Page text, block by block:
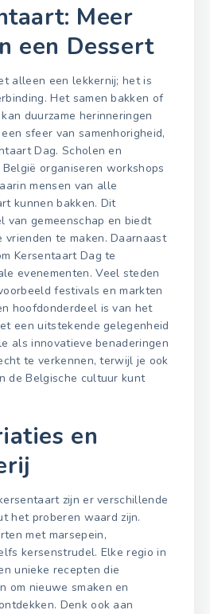
Meer
een Dessert
alleen een lekkernij; het is
Het samen bakken of
duurzame herinneringen
sfeer van samenhorigheid,
Dag. Scholen en
organiseren workshops
mensen van alle
kunnen bakken. Dit
van gemeenschap en biedt
vrienden te maken. Daarnaast
Kersentaart Dag te
evenementen. Veel steden
festivals en markten
hoofdonderdeel is van het
een uitstekende gelegenheid
als innovatieve benaderingen
te verkennen, terwijl je ook
de Belgische cultuur kunt
en
zijn er verschillende
het proberen waard zijn.
met marsepein,
kersenstrudel. Elke regio in
unieke recepten die
om nieuwe smaken en
Denk ook aan